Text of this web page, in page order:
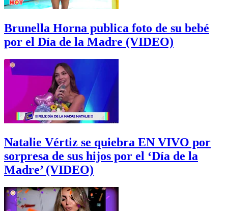
Brunella Horna publica foto de su bebé
por el Día de la Madre (VIDEO)
Natalie Vértiz se quiebra EN VIVO por
sorpresa de sus hijos por el ‘Día de la
Madre’ (VIDEO)